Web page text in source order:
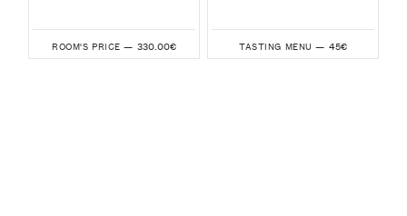
ROOM'S PRICE — 330.00€ TASTING MENU — 45€